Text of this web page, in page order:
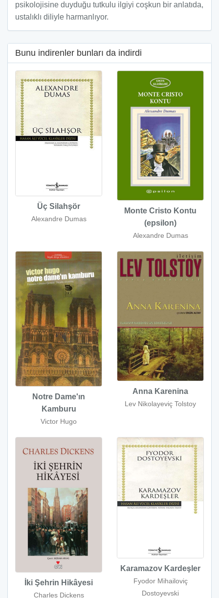
psikolojisine duyduğu tutkulu ilgiyi coşkun bir anlatıda,
ustalıklı diliyle harmanlıyor.
Bunu indirenler bunları da indirdi
Üç Silahşör
Alexandre Dumas
Monte Cristo Kontu
(epsilon)
Alexandre Dumas
Notre Dame'ın
Kamburu
Victor Hugo
Anna Karenina
Lev Nikolayeviç Tolstoy
İki Şehrin Hikâyesi
Charles Dickens
Karamazov Kardeşler
Fyodor Mihailoviç
Dostoyevski